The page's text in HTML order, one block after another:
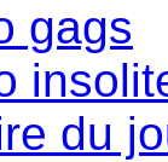
gags
du